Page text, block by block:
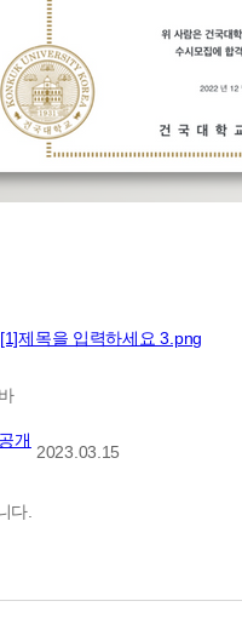
[1]제목을 입력하세요 3.png
개
2023.03.15
다.